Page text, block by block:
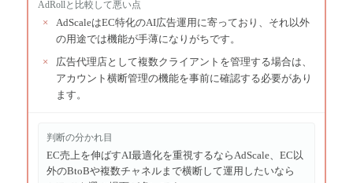
AdRollと比較して悪い点
×
AdScaleはEC特化のAI広告運用に寄っており、それ以外
の用途では機能が手薄になりがちです。
×
広告代理店として複数クライアントを管理する場合は、
アカウント横断管理の機能を事前に確認する必要があり
ます。
判断の分かれ目
EC売上を伸ばすAI最適化を重視するならAdScale、EC以
外のBtoBや複数チャネルまで横断して運用したいなら